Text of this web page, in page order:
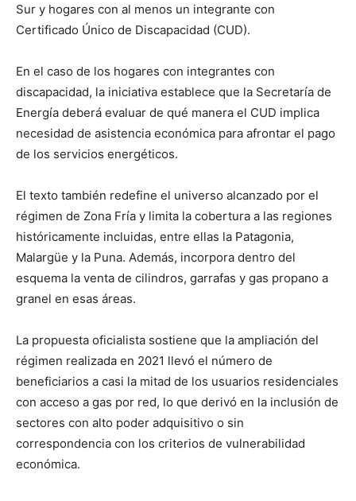
Sur y hogares con al menos un integrante con
Certificado Único de Discapacidad (CUD).
En el caso de los hogares con integrantes con
discapacidad, la iniciativa establece que la Secretaría de
Energía deberá evaluar de qué manera el CUD implica
necesidad de asistencia económica para afrontar el pago
de los servicios energéticos.
El texto también redefine el universo alcanzado por el
régimen de Zona Fría y limita la cobertura a las regiones
históricamente incluidas, entre ellas la Patagonia,
Malargüe y la Puna. Además, incorpora dentro del
esquema la venta de cilindros, garrafas y gas propano a
granel en esas áreas.
La propuesta oficialista sostiene que la ampliación del
régimen realizada en 2021 llevó el número de
beneficiarios a casi la mitad de los usuarios residenciales
con acceso a gas por red, lo que derivó en la inclusión de
sectores con alto poder adquisitivo o sin
correspondencia con los criterios de vulnerabilidad
económica.